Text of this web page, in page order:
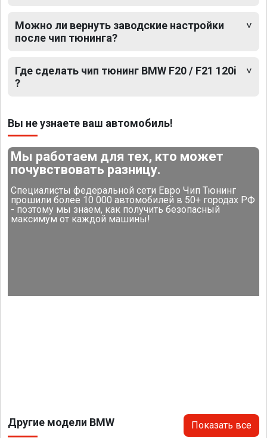
Можно ли вернуть заводские настройки
после чип тюнинга?
Где сделать чип тюнинг BMW F20 / F21 120i
?
Вы не узнаете ваш автомобиль!
Мы работаем для тех, кто может
почувствовать разницу.
Специалисты федеральной сети Евро Чип Тюнинг
прошили более 10 000 автомобилей в 50+ городах РФ
- поэтому мы знаем, как получить безопасный
максимум от каждой машины!
Другие модели BMW Показать все